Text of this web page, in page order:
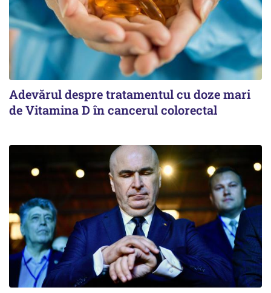
Adevărul despre tratamentul cu doze mari
de Vitamina D în cancerul colorectal